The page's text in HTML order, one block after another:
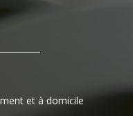
et à domicile